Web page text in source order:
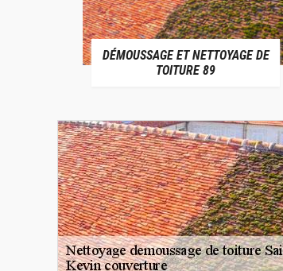
DÉMOUSSAGE ET NETTOYAGE DE
TOITURE 89